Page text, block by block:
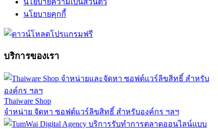
นโยบายคุกกี้
บริการของเรา
Thaiware Shop
จำหน่าย จัดหา ซอฟต์แวร์ลิขสิทธิ์ สำหรับองค์กร ฯลฯ